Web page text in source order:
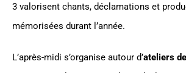
3 valorisent chants, déclamations et
mémorisées durant l’année.
L’après-midi s’organise autour d’ateliers